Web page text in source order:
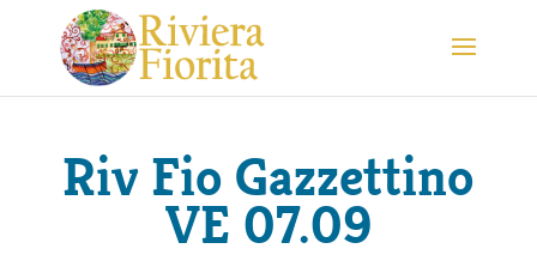
Riv Fio Gazzettino
VE 07.09